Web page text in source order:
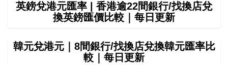
英鎊兌港元匯率 | 香港逾22間銀行/找換店兌
換英鎊匯價比較｜每日更新
韓元兌港元｜8間銀行/找換店兌換韓元匯率比
較｜每日更新